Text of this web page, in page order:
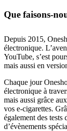
Que faisons-
Depuis 2015,
électronique.
YouTube, s’est
mais aussi en
Chaque jour
électronique à
mais aussi grâce
vos e-cigarettes.
également des
d’évènements